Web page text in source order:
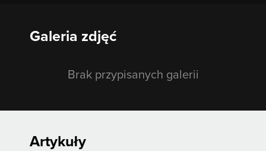
Galeria zdjęć
Brak przypisanych galerii
Artykuły